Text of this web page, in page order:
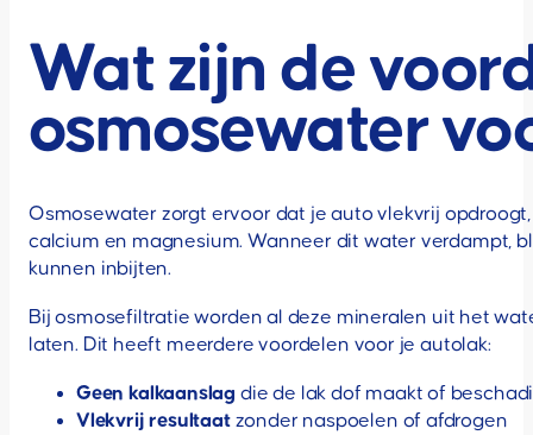
Wat zijn de
osmosewater
Osmosewater zorgt ervoor dat je auto vlekvrij
calcium en magnesium. Wanneer dit water verdampt,
kunnen inbijten.
Bij osmosefiltratie worden al deze mineralen uit het
laten. Dit heeft meerdere voordelen voor je autolak:
Geen kalkaanslag die de lak dof maakt of
Vlekvrij resultaatzonder naspoelen of afdrogen